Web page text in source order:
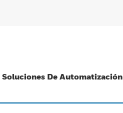
Soluciones De Automatización